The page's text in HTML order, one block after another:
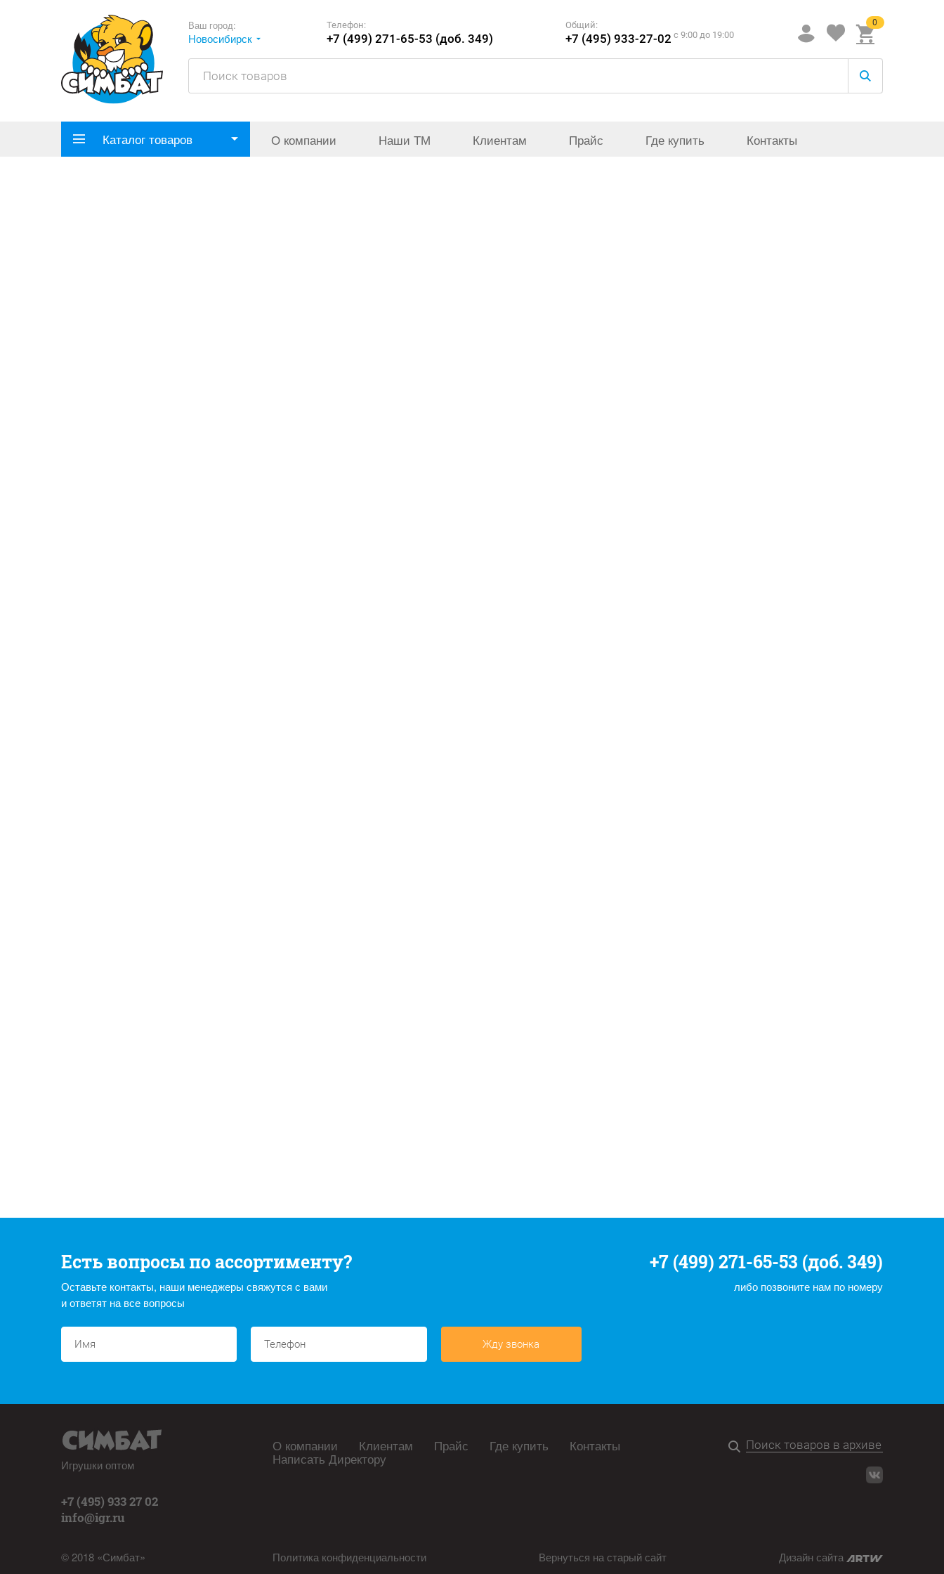
Ваш город:
Новосибирск
Телефон:
+7 (499) 271-65-53 (доб. 349)
Общий:
+7 (495) 933-27-02 c 9:00 до 19:00
0
Каталог товаров О компании Наши ТМ Клиентам Прайс Где купить Контакты
Есть вопросы по ассортименту?
Оставьте контакты, наши менеджеры свяжутся с вами
и ответят на все вопросы
+7 (499) 271-65-53 (доб. 349)
либо позвоните нам по номеру
Жду звонка
Игрушки оптом
+7 (495) 933 27 02
info@igr.ru
© 2018 «Симбат»
О компании Клиентам Прайс Где купить Контакты
Написать Директору
Политика конфиденциальности Вернуться на старый сайт Дизайн сайта